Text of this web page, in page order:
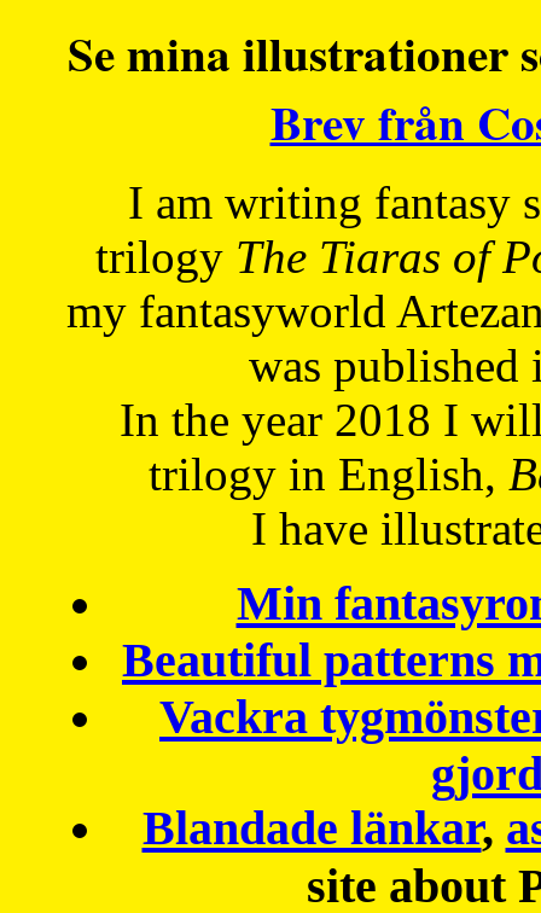
Se mina illustrationer
Brev från
I am writing fantasy
trilogy The Tiaras of
my fantasyworld
was published
In the year 2018 I
trilogy in English,
I have
Min
Beautiful patterns
Vackra
Blandade länkar,
site about